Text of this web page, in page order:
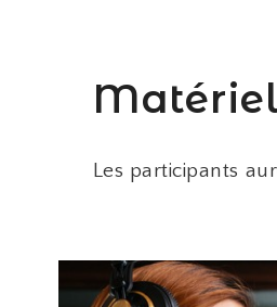
Les participants